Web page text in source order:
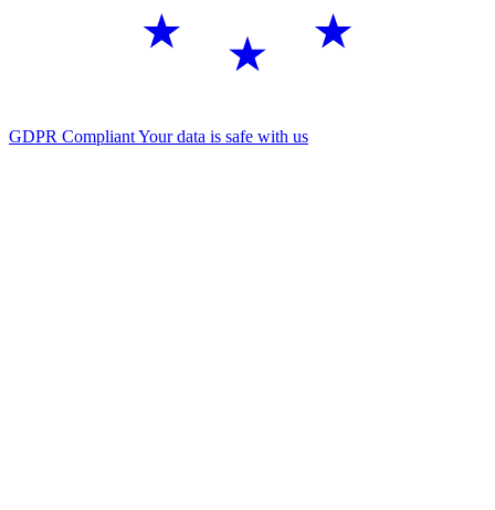
GDPR CompliantYour data is safe with us